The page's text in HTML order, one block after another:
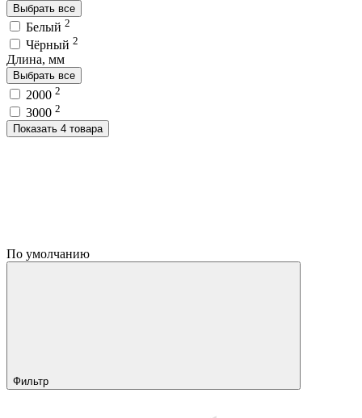
Выбрать все
Белый 2
Чёрный 2
Длина, мм
Выбрать все
2000 2
3000 2
Показать 4 товара
По умолчанию
Фильтр